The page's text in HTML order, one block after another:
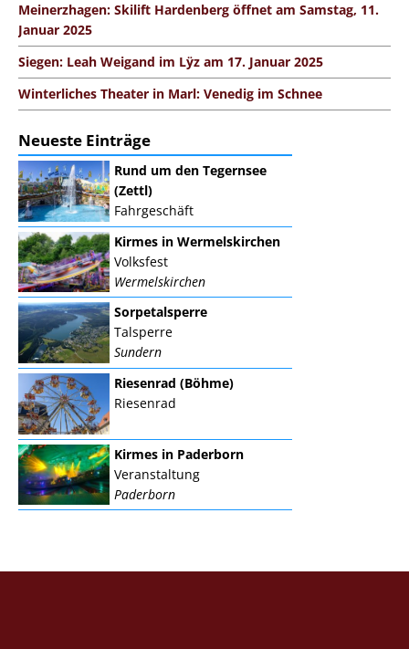
Meinerzhagen: Skilift Hardenberg öffnet am Samstag, 11.
Januar 2025
Siegen: Leah Weigand im Lÿz am 17. Januar 2025
Winterliches Theater in Marl: Venedig im Schnee
Neueste Einträge
Rund um den Tegernsee
(Zettl)
Fahrgeschäft
Kirmes in Wermelskirchen
Volksfest
Wermelskirchen
Sorpetalsperre
Talsperre
Sundern
Riesenrad (Böhme)
Riesenrad
Kirmes in Paderborn
Veranstaltung
Paderborn